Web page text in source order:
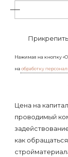
Нажимая на кнопку
на обработку
Цена на
проводимый
как